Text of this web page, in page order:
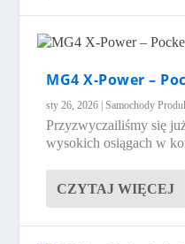
MG4 X-Power –
sty 26, 2026 |Samochody
Przyzwyczailiśmy się
wysokich osiągach w
CZYTAJ WIĘCEJ